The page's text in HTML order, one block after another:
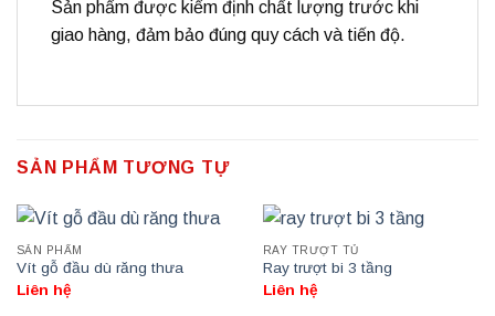
Sản phẩm được kiểm định chất lượng trước khi
giao hàng, đảm bảo đúng quy cách và tiến độ.
SẢN PHẨM TƯƠNG TỰ
SẢN PHẨM
Vít gỗ đầu dù răng thưa
Liên hệ
RAY TRƯỢT TỦ
Ray trượt bi 3 tầng
Liên hệ